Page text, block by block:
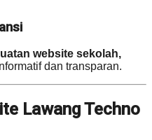
website sekolah,
dan transparan.
Lawang Techno